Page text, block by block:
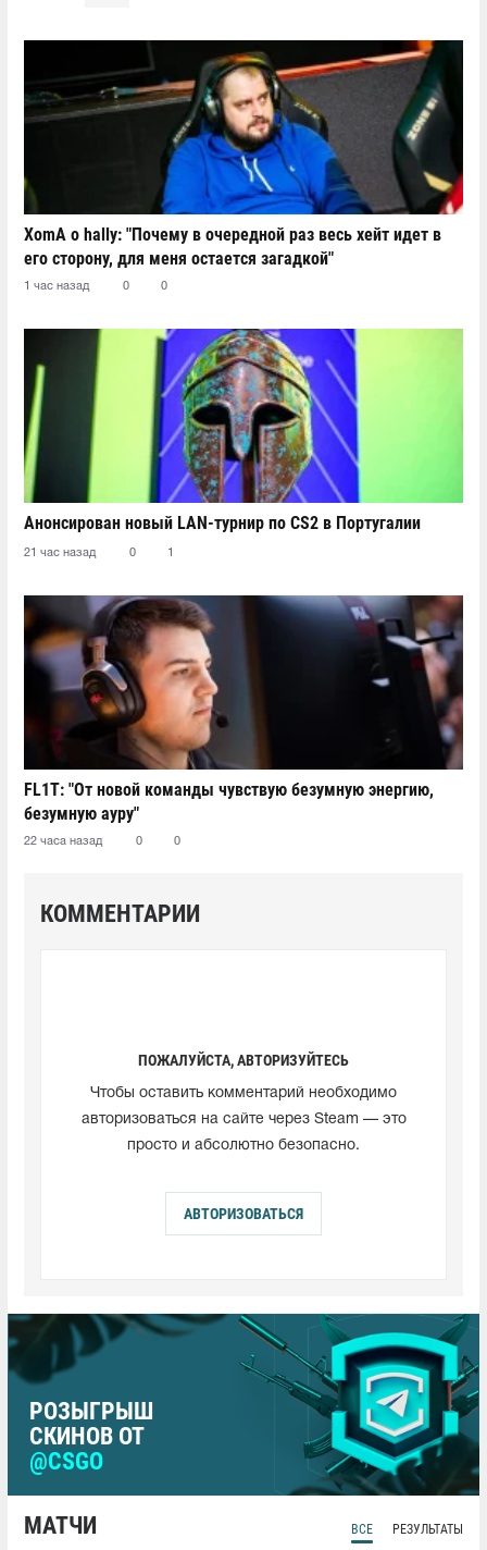
XomA о hally: "Почему в очередной раз весь хейт идет в
его сторону, для меня остается загадкой"
1 час назад 0 0
Анонсирован новый LAN-турнир по CS2 в Португалии
21 час назад 0 1
FL1T: "От новой команды чувствую безумную энергию,
безумную ауру"
22 часа назад 0 0
КОММЕНТАРИИ
ПОЖАЛУЙСТА, АВТОРИЗУЙТЕСЬ
Чтобы оставить комментарий необходимо
авторизоваться на сайте через Steam — это
просто и абсолютно безопасно.
АВТОРИЗОВАТЬСЯ
РОЗЫГРЫШ
СКИНОВ ОТ
@CSGO
МАТЧИ ВСЕ РЕЗУЛЬТАТЫ